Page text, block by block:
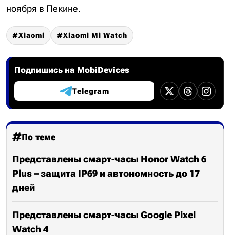
ноября в Пекине.
Xiaomi Xiaomi Mi Watch
Подпишись на MobiDevices
Telegram
По теме
Представлены смарт-часы Honor Watch 6
Plus – защита IP69 и автономность до 17
дней
Представлены смарт-часы Google Pixel
Watch 4